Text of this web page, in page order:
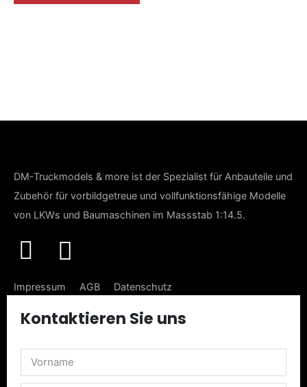
DM-Truckmodels & more ist der Spezialist für Anbauteile und
Zubehör für vorbildgetreue und vollfunktionsfähige Modelle
von LKWs und Baumaschinen im Massstab 1:14.5.
Impressum AGB
Datenschutz
Kontaktieren Sie uns